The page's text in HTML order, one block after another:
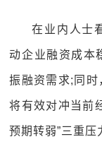
在业内人士
动企业融资成本
振融资需求;同时
将有效对冲当前
预期转弱”三重压